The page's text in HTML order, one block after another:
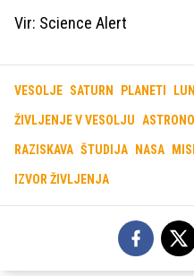
Vir: Science Alert
VESOLJE SATURN PLANETI
ŽIVLJENJE V VESOLJU
RAZISKAVA ŠTUDIJA NASA
IZVOR ŽIVLJENJA